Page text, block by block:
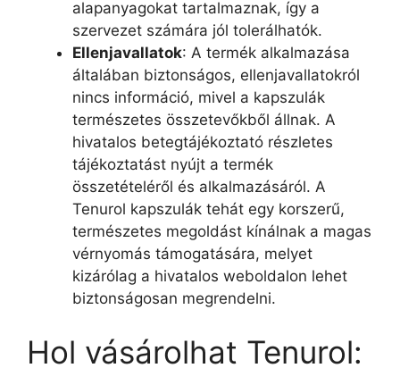
alapanyagokat tartalmaznak, így a
szervezet számára jól tolerálhatók.
Ellenjavallatok: A termék alkalmazása
általában biztonságos, ellenjavallatokról
nincs információ, mivel a kapszulák
természetes összetevőkből állnak. A
hivatalos betegtájékoztató részletes
tájékoztatást nyújt a termék
összetételéről és alkalmazásáról. A
Tenurol kapszulák tehát egy korszerű,
természetes megoldást kínálnak a magas
vérnyomás támogatására, melyet
kizárólag a hivatalos weboldalon lehet
biztonságosan megrendelni.
Hol vásárolhat Tenurol: